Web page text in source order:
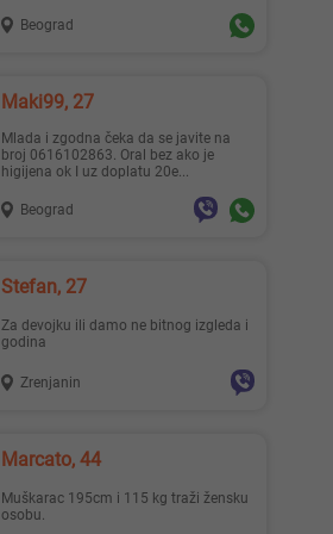
Beograd
Maki99, 27
Mlada i zgodna čeka da se javite na
broj 0616102863. Oral bez ako je
higijena ok I uz doplatu 20e...
Beograd
Stefan, 27
Za devojku ili damo ne bitnog izgleda i
godina
Zrenjanin
Marcato, 44
Muškarac 195cm i 115 kg traži žensku
osobu.